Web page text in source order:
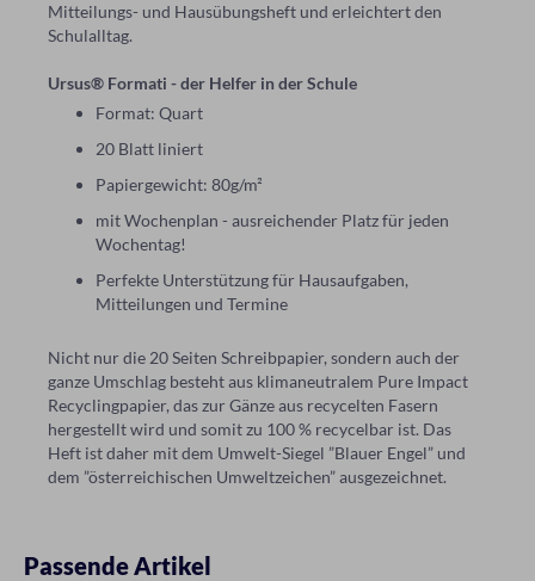
Mitteilungs- und Hausübungsheft und erleichtert den
Schulalltag.
Ursus® Formati - der Helfer in der Schule
Format: Quart
20 Blatt liniert
Papiergewicht: 80g/m²
mit Wochenplan - ausreichender Platz für jeden
Wochentag!
Perfekte Unterstützung für Hausaufgaben,
Mitteilungen und Termine
Nicht nur die 20 Seiten Schreibpapier, sondern auch der
ganze Umschlag besteht aus klimaneutralem Pure Impact
Recyclingpapier, das zur Gänze aus recycelten Fasern
hergestellt wird und somit zu 100 % recycelbar ist. Das
Heft ist daher mit dem Umwelt-Siegel ”Blauer Engel” und
dem ”österreichischen Umweltzeichen” ausgezeichnet.
Passende Artikel